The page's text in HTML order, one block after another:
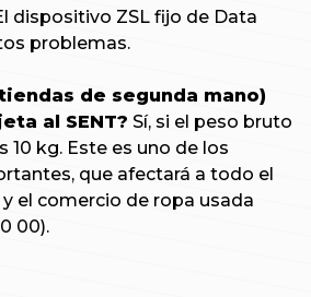
dispositivo ZSL fijo de Data
problemas.
de segunda mano)
al SENT? Sí, si el peso bruto
10 kg. Este es uno de los
que afectará a todo el
el comercio de ropa usada
00).